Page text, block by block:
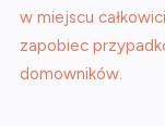
w miejscu
zapobiec
domowników.